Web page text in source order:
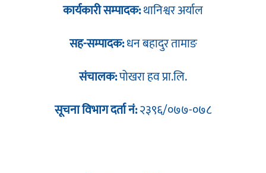
कार्यकारी सम्पादक:थानिश्वर अर्याल
सह-सम्पादक:धन बहादुर तामाङ
संचालक:पोखरा हव प्रा.लि.
सूचना विभाग दर्ता नं:२३९६/०७७-०७८